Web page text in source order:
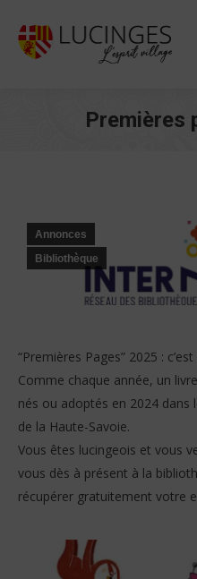
Premières
Annonces
Bibliothèque
“Premières Pages” 2025 :
Comme chaque année, un
nés ou adoptés en 2024 dans
de la Haute-Savoie.
Vous êtes lucingeois et vous
vous dès à présent à la
récupérer gratuitement votre